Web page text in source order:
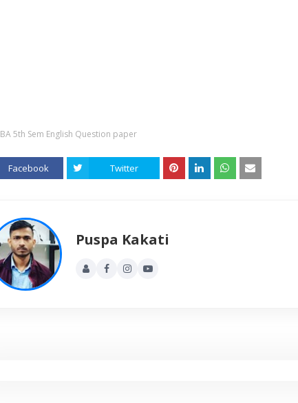
BA 5th Sem English Question paper
Facebook Twitter
Puspa Kakati